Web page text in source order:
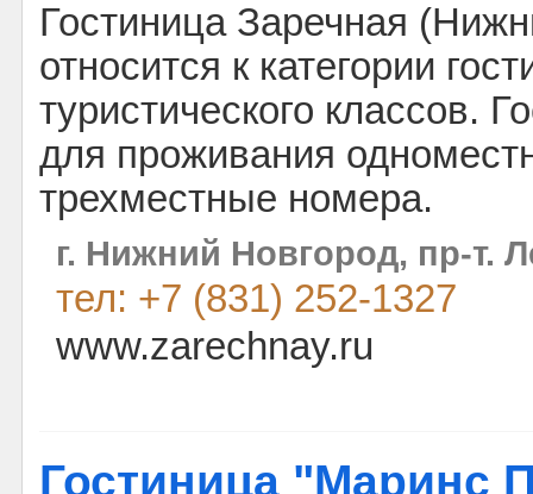
Гостиница Заречная
относится к категории
туристического классов.
для проживания
трехместные номера.
г. Нижний Новгород, пр-т.
тел: +7 (831) 252-1327
www.zarechnay.ru
Гостиница "Маринс